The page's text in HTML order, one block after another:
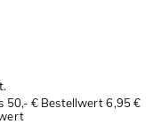
50,- € Bestellwert 6,95 €